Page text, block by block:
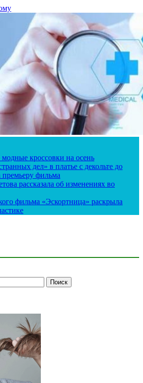
кроссовки на осень
дел» в платье с декольте до
премьеру фильма
рассказала об изменениях во
фильма «Эскортница» раскрыла